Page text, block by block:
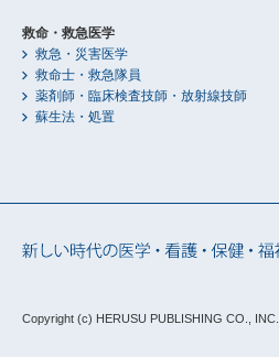
救命・救急医学
救急・災害医学
救命士・救急隊員
薬剤師・臨床検査技師・放射線技師
蘇生法・処置
Copyright (c) HERUSU PUBLISHING CO., INC.